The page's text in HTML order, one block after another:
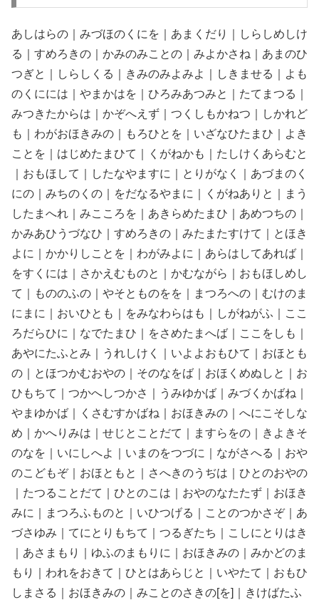
あしはらの｜みづほのくにを｜あまくだり｜しらしめしけ
る｜すめろきの｜かみのみことの｜みよかさね｜あまのひ
つぎと｜しらしくる｜きみのみよみよ｜しきませる｜よも
のくにには｜やまかはを｜ひろみあつみと｜たてまつる｜
みつきたからは｜かぞへえず｜つくしもかねつ｜しかれど
も｜わがおほきみの｜もろひとを｜いざなひたまひ｜よき
ことを｜はじめたまひて｜くがねかも｜たしけくあらむと
｜おもほして｜したなやますに｜とりがなく｜あづまのく
にの｜みちのくの｜をだなるやまに｜くがねありと｜まう
したまへれ｜みこころを｜あきらめたまひ｜あめつちの｜
かみあひうづなひ｜すめろきの｜みたまたすけて｜とほき
よに｜かかりしことを｜わがみよに｜あらはしてあれば｜
をすくには｜さかえむものと｜かむながら｜おもほしめし
て｜もののふの｜やそとものをを｜まつろへの｜むけのま
にまに｜おいひとも｜をみなわらはも｜しがねがふ｜ここ
ろだらひに｜なでたまひ｜をさめたまへば｜ここをしも｜
あやにたふとみ｜うれしけく｜いよよおもひて｜おほとも
の｜とほつかむおやの｜そのなをば｜おほくめぬしと｜お
ひもちて｜つかへしつかさ｜うみゆかば｜みづくかばね｜
やまゆかば｜くさむすかばね｜おほきみの｜へにこそしな
め｜かへりみは｜せじとことだて｜ますらをの｜きよきそ
のなを｜いにしへよ｜いまのをつづに｜ながさへる｜おや
のこどもぞ｜おほともと｜さへきのうぢは｜ひとのおやの
｜たつることだて｜ひとのこは｜おやのなたたず｜おほき
みに｜まつろふものと｜いひつげる｜ことのつかさぞ｜あ
づさゆみ｜てにとりもちて｜つるぎたち｜こしにとりはき
｜あさまもり｜ゆふのまもりに｜おほきみの｜みかどのま
もり｜われをおきて｜ひとはあらじと｜いやたて｜おもひ
しまさる｜おほきみの｜みことのさきの[を]｜きけばたふ